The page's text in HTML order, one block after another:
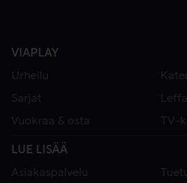
VIAPLAY
Urheilu
Sarjat
Vuokraa & osta
TV-
LUE LISÄÄ
Asiakaspalvelu